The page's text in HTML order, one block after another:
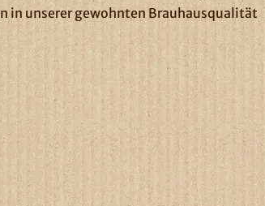
in unserer gewohnten Brauhausqualität